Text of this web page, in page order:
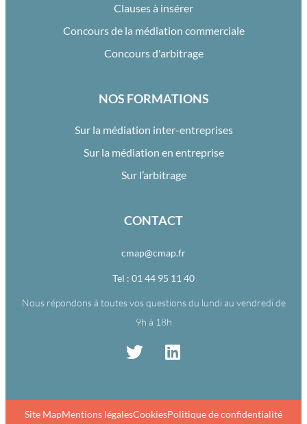
Clauses à insérer
Concours de la médiation commerciale
Concours d'arbitrage
NOS FORMATIONS
Sur la médiation inter-entreprises
Sur la médiation en entreprise
Sur l’arbitrage
CONTACT
cmap@cmap.fr
Tel : 01 44 95 11 40
Nous répondons à toutes vos questions du lundi au vendredi de
9h à 18h
Site MapMentions légalesCookiesPolitique de confidentialité